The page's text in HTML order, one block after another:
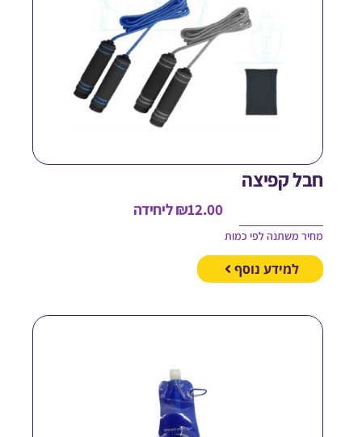
קפיצה
₪ליחידה
משתנה לפי כמות
למידע נוסף